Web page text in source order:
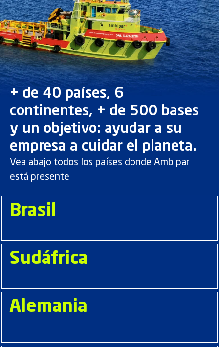
+ de 40 países, 6
continentes, + de 500 bases
y un objetivo: ayudar a su
empresa a cuidar el planeta.
Vea abajo todos los países donde Ambipar
está presente
Brasil
Sudáfrica
Alemania